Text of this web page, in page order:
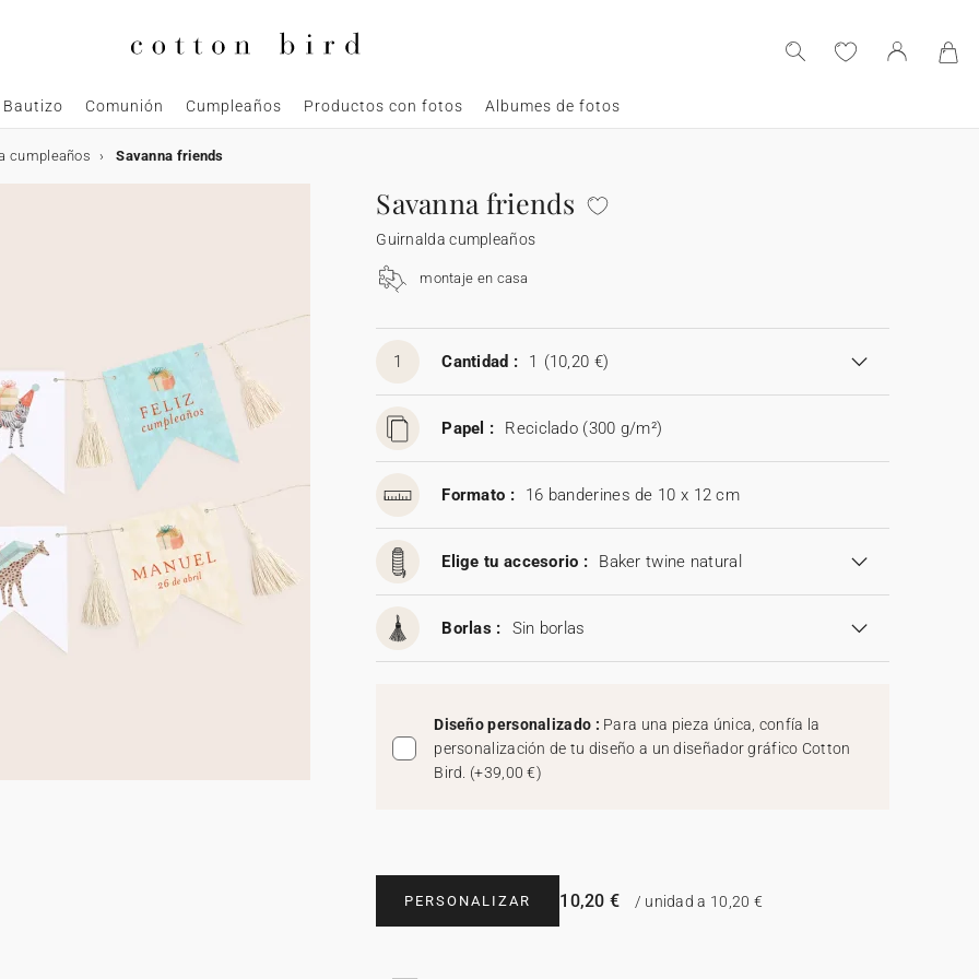
Bautizo Comunión Cumpleaños Productos con fotos Albumes de fotos
cumpleaños Savanna friends
Savanna friends
Guirnalda cumpleaños
montaje en casa
1 Cantidad : 1 (10,20 €)
Papel : Reciclado (300 g/m²)
Formato : 16 banderines de 10 x 12 cm
Elige tu accesorio : Baker twine natural
Borlas : Sin borlas
Diseño personalizado : Para una pieza única, confía la
personalización de tu diseño a un diseñador gráfico Cotton
Bird. (+39,00 €)
PERSONALIZAR 10,20 € / unidad a 10,20 €